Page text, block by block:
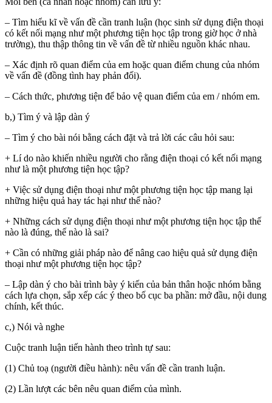
– Tìm hiểu kĩ về vấn đề cần tranh luận (học sinh sử dụng điện thoại
có kết nối mạng như một phương tiện học tập trong giờ học ở nhà
trường), thu thập thông tin về vấn đề từ nhiều nguồn khác nhau.
– Xác định rõ quan điểm của em hoặc quan điểm chung của nhóm
về vấn đề (đồng tình hay phản đối).
– Cách thức, phương tiện để bảo vệ quan điểm của em / nhóm em.
b,) Tìm ý và lập dàn ý
– Tìm ý cho bài nói bằng cách đặt và trả lời các câu hỏi sau:
+ Lí do nào khiến nhiều người cho rằng điện thoại có kết nối mạng
như là một phương tiện học tập?
+ Việc sử dụng điện thoại như một phương tiện học tập mang lại
những hiệu quả hay tác hại như thế nào?
+ Những cách sử dụng điện thoại như một phương tiện học tập thế
nào là đúng, thế nào là sai?
+ Cần có những giải pháp nào để nâng cao hiệu quả sử dụng điện
thoại như một phương tiện học tập?
– Lập dàn ý cho bài trình bày ý kiến của bản thân hoặc nhóm bằng
cách lựa chọn, sắp xếp các ý theo bố cục ba phần: mở đầu, nội dung
chính, kết thúc.
c,) Nói và nghe
Cuộc tranh luận tiến hành theo trình tự sau:
(1) Chủ toạ (người điều hành): nêu vấn đề cần tranh luận.
(2) Lần lượt các bên nêu quan điểm của mình.